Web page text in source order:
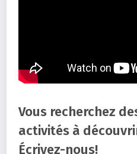
Vous recherchez
activités à
Écrivez-nous!